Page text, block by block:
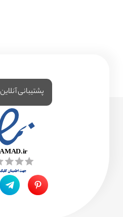
پشتیبانی آنلاین